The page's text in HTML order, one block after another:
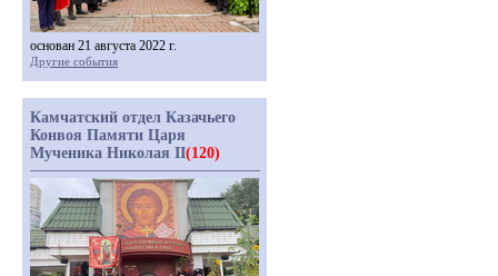
основан 21 августа 2022 г.
Другие события
Камчатский отдел Казачьего
Конвоя Памяти Царя
Мученика Николая II(120)